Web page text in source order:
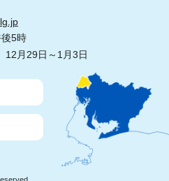
5時
12月29日～1月3日